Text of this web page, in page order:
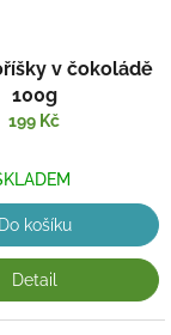
v čokoládě
100g
199 Kč
Do košíku
Detail